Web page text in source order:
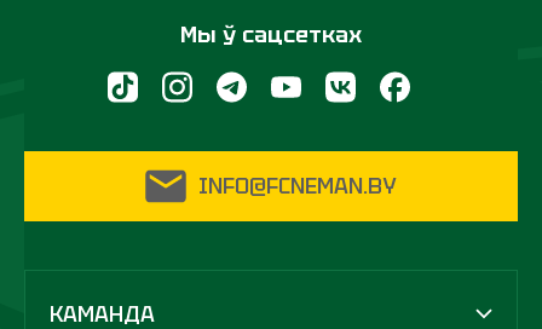
Мы ў сацсетках
INFO@FCNEMAN.BY
КАМАНДА